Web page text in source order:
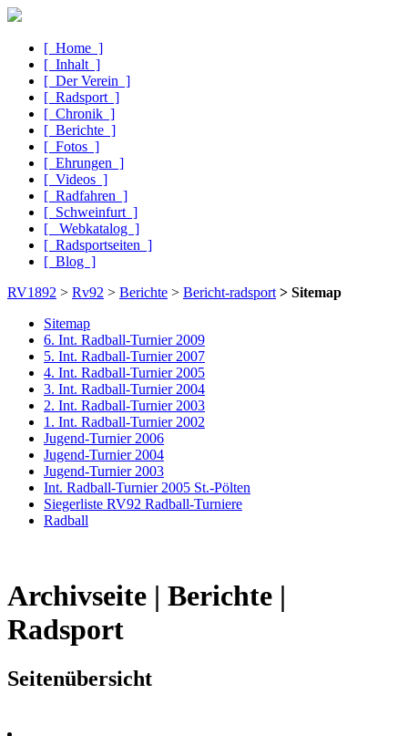
[ Home ]
[ Inhalt ]
[ Der Verein ]
[ Radsport ]
[ Chronik ]
[ Berichte ]
[ Fotos ]
[ Ehrungen ]
[ Videos ]
[ Radfahren ]
[ Schweinfurt ]
[ Webkatalog ]
[ Radsportseiten ]
[ Blog ]
RV1892 > Rv92 > Berichte > Bericht-radsport > Sitemap
Sitemap
6. Int. Radball-Turnier 2009
5. Int. Radball-Turnier 2007
4. Int. Radball-Turnier 2005
3. Int. Radball-Turnier 2004
2. Int. Radball-Turnier 2003
1. Int. Radball-Turnier 2002
Jugend-Turnier 2006
Jugend-Turnier 2004
Jugend-Turnier 2003
Int. Radball-Turnier 2005 St.-Pölten
Siegerliste RV92 Radball-Turniere
Radball
Archivseite | Berichte |
Radsport
Seitenübersicht